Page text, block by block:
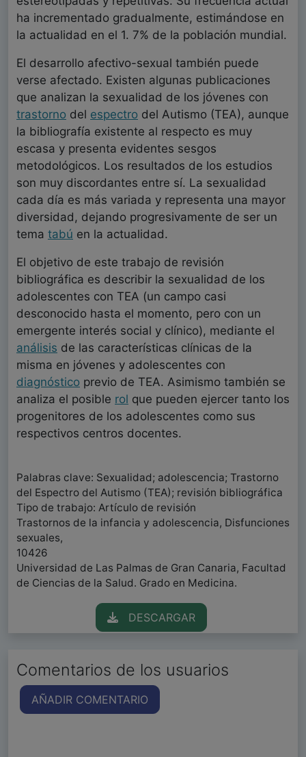
ha incrementado gradualmente, estimándose en
la actualidad en el 1. 7% de la población mundial.
El desarrollo afectivo-sexual también puede
verse afectado. Existen algunas publicaciones
que analizan la sexualidad de los jóvenes con
trastorno del espectro del Autismo (TEA), aunque
la bibliografía existente al respecto es muy
escasa y presenta evidentes sesgos
metodológicos. Los resultados de los estudios
son muy discordantes entre sí. La sexualidad
cada día es más variada y representa una mayor
diversidad, dejando progresivamente de ser un
tema tabú en la actualidad.
El objetivo de este trabajo de revisión
bibliográfica es describir la sexualidad de los
adolescentes con TEA (un campo casi
desconocido hasta el momento, pero con un
emergente interés social y clínico), mediante el
análisis de las características clínicas de la
misma en jóvenes y adolescentes con
diagnóstico previo de TEA. Asimismo también se
analiza el posible rol que pueden ejercer tanto los
progenitores de los adolescentes como sus
respectivos centros docentes.
Palabras clave: Sexualidad; adolescencia; Trastorno
del Espectro del Autismo (TEA); revisión bibliográfica
Tipo de trabajo: Artículo de revisión
Trastornos de la infancia y adolescencia, Disfunciones
sexuales,
10426
Universidad de Las Palmas de Gran Canaria, Facultad
de Ciencias de la Salud. Grado en Medicina.
DESCARGAR
Comentarios de los usuarios
AÑADIR COMENTARIO